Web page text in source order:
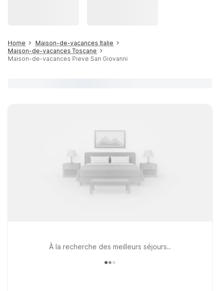
Home
Maison-de-vacances Italie
Maison-de-vacances Toscane
Maison-de-vacances Pieve San Giovanni
À la recherche des meilleurs séjours..